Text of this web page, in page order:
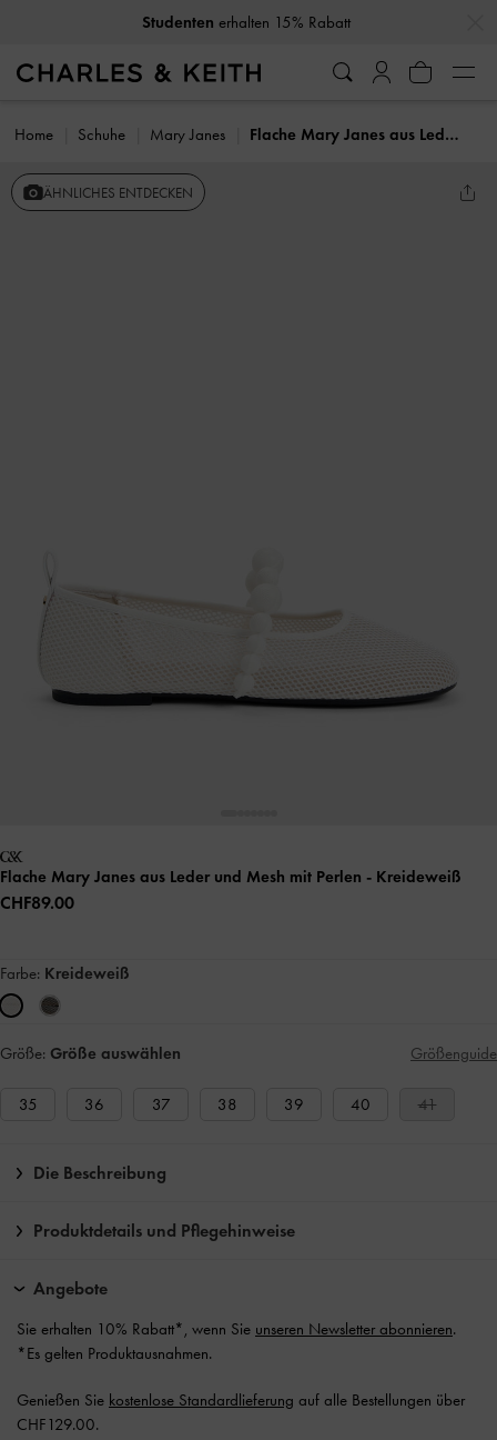
Studenten erhalten 15% Rabatt
Home Schuhe Mary Janes Flache Mary Janes aus Leder und Mesh mit Perlen
ÄHNLICHES ENTDECKEN
Flache Mary Janes aus Leder und Mesh mit Perlen - Kreideweiß
CHF89.00
Farbe: Kreideweiß
Größe: Größe auswählen Größenguide
35 36 37 38 39 40 41
Die Beschreibung
Produktdetails und Pflegehinweise
Angebote
Sie erhalten 10% Rabatt*, wenn Sie unseren Newsletter abonnieren.
*Es gelten Produktausnahmen.
Genießen Sie kostenlose Standardlieferung auf alle Bestellungen über
CHF129.00.